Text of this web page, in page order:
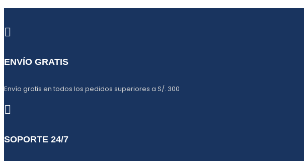
en
ENVÍO GRATIS
Envío gratis en todos los pedidos superiores a S/. 300
SOPORTE 24/7